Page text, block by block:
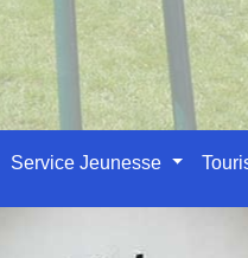
Service Jeunesse